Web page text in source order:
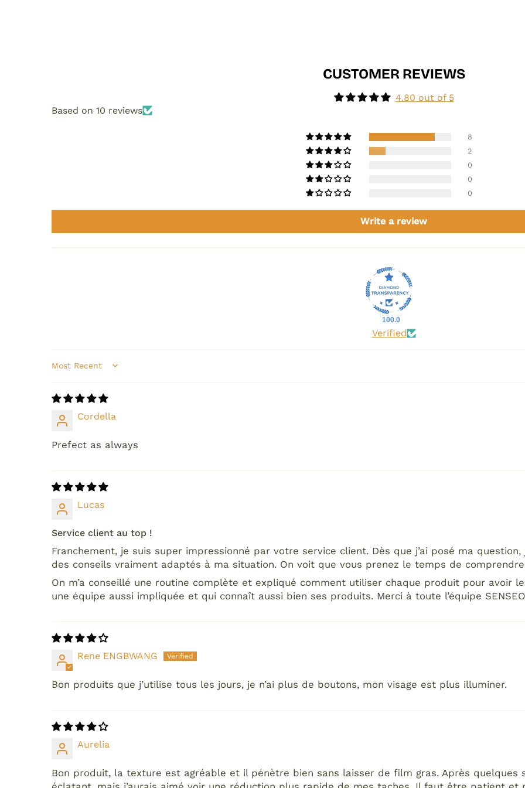
CUSTOMER REVIEWS
4.80 out of 5
Based on 10 reviews
8
2
0
0
0
Write a review
100.0
Verified
Sort by
Cordella
Prefect as always
Lucas
Service client au top !
Franchement, je suis super impressionné par votre service client. Dès que j’ai posé ma
des conseils vraiment adaptés à ma situation. On voit que vous prenez le temps de
On m’a conseillé une routine complète et expliqué comment utiliser chaque produit pour avoir
une équipe aussi impliquée et qui connaît aussi bien ses produits. Merci à toute l’équipe
Rene ENGBWANG
Bon produits que j’utilise tous les jours, je n’ai plus de boutons, mon visage est plus illuminer.
Aurelia
Bon produit, la texture est agréable et il pénètre bien sans laisser de film gras. Après quelques